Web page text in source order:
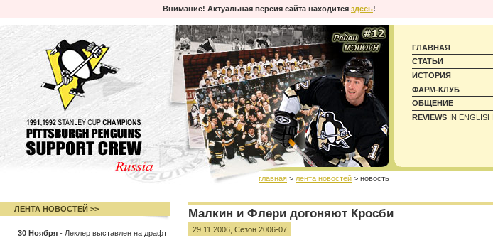
Внимание! Актуальная версия сайта находится здесь!
ГЛАВНАЯ
СТАТЬИ
ИСТОРИЯ
ФАРМ-КЛУБ
ОБЩЕНИЕ
REVIEWS IN ENGLISH
главная > лента новостей > новость
Малкин и Флери догоняют Кросби
29.11.2006, Сезон 2006-07
ЛЕНТА НОВОСТЕЙ >>
30 Ноября - Леклер выставлен на драфт